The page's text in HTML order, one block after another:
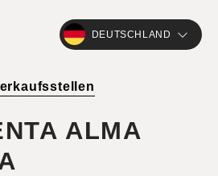
DEUTSCHLAND
ALMA